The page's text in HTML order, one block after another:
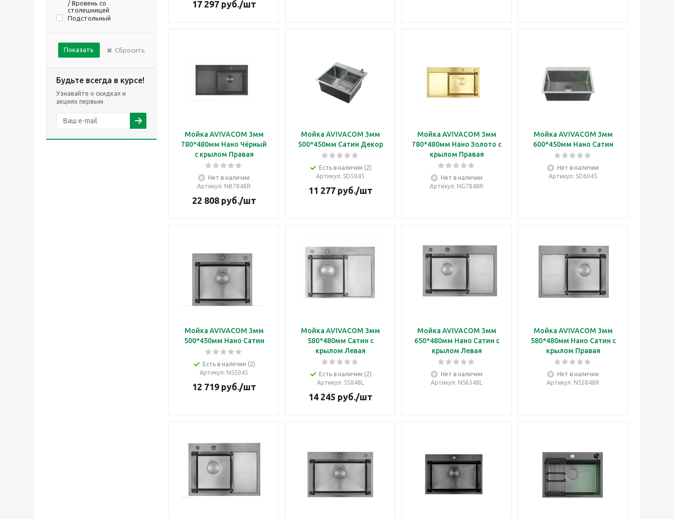
/ Вровень со
столешницей
Подстольный
Показать Сбросить
Будьте всегда в курсе!
Узнавайте о скидках и
акциях первым
17 297руб./шт
Мойка AVIVACOM 3мм
780*480мм Нано Чёрный
с крылом Правая
Нет в наличии
Артикул: NB7848R
22 808руб./шт
Мойка AVIVACOM 3мм
500*450мм Сатин Декор
Есть в наличии (2)
Артикул: SD5045
11 277руб./шт
Мойка AVIVACOM 3мм
780*480мм Нано Золото с
крылом Правая
Нет в наличии
Артикул: NG7848R
Мойка AVIVACOM 3мм
600*450мм Нано Сатин
Нет в наличии
Артикул: SD6045
Мойка AVIVACOM 3мм
500*450мм Нано Сатин
Есть в наличии (2)
Артикул: NS5045
12 719руб./шт
Мойка AVIVACOM 3мм
580*480мм Сатин с
крылом Левая
Есть в наличии (2)
Артикул: S5848L
14 245 руб./шт
Мойка AVIVACOM 3мм
650*480мм Нано Сатин с
крылом Левая
Нет в наличии
Артикул: NS6548L
Мойка AVIVACOM 3мм
580*480мм Нано Сатин с
крылом Правая
Нет в наличии
Артикул: NS5848R